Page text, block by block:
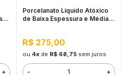
+
Porcelanato Líquido Atóxico
de Baixa Espessura e Média
Interno e Externo
R$ 275,00
ou 4xde R$ 68,75 sem juros
- +